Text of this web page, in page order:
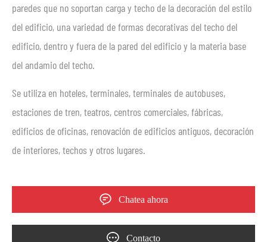
paredes que no soportan carga y techo de la decoración del estilo
del edificio, una variedad de formas decorativas del techo del
edificio, dentro y fuera de la pared del edificio y la materia base
del andamio del techo.
Se utiliza en hoteles, terminales, terminales de autobuses,
estaciones de tren, teatros, centros comerciales, fábricas,
edificios de oficinas, renovación de edificios antiguos, decoración
de interiores, techos y otros lugares.
Chatea ahora
Contacto